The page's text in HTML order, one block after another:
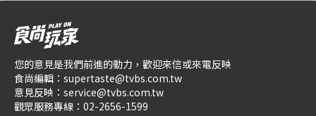
您的意見是我們前進的動力，歡迎來信或來電反映
食尚編輯： supertaste@tvbs.com.tw
意見反映： service@tvbs.com.tw
觀眾服務專線： 02-2656-1599